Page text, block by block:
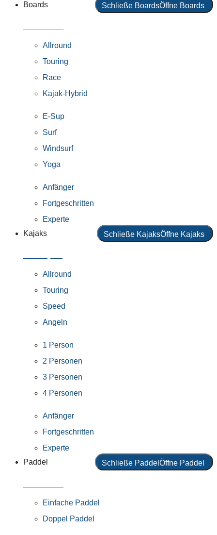
Boards Schließe BoardsÖffne Boards
Allround
Touring
Race
Kajak-Hybrid
E-Sup
Surf
Windsurf
Yoga
Anfänger
Fortgeschritten
Experte
Kajaks
Schließe KajaksÖffne Kajaks
Allround
Touring
Speed
Angeln
1 Person
2 Personen
3 Personen
4 Personen
Anfänger
Fortgeschritten
Experte
Paddel
Schließe Paddel Öffne Paddel
Einfache Paddel
Doppel Paddel